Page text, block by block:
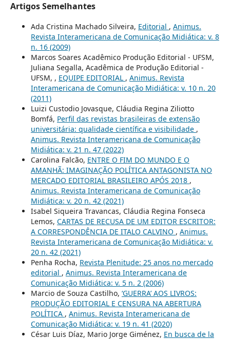
Artigos Semelhantes
Ada Cristina Machado Silveira, Editorial , Animus.
Revista Interamericana de Comunicação Midiática: v. 8
n. 16 (2009)
Marcos Soares Acadêmico Produção Editorial - UFSM,
Juliana Segalla, Acadêmica de Produção Editorial -
UFSM, , EQUIPE EDITORIAL , Animus. Revista
Interamericana de Comunicação Midiática: v. 10 n. 20
(2011)
Luizi Custodio Jovasque, Cláudia Regina Ziliotto
Bomfá, Perfil das revistas brasileiras de extensão
universitária: qualidade científica e visibilidade ,
Animus. Revista Interamericana de Comunicação
Midiática: v. 21 n. 47 (2022)
Carolina Falcão, ENTRE O FIM DO MUNDO E O
AMANHÃ: IMAGINAÇÃO POLÍTICA ANTAGONISTA NO
MERCADO EDITORIAL BRASILEIRO APÓS 2018 ,
Animus. Revista Interamericana de Comunicação
Midiática: v. 20 n. 42 (2021)
Isabel Siqueira Travancas, Cláudia Regina Fonseca
Lemos, CARTAS DE RECUSA DE UM EDITOR ESCRITOR:
A CORRESPONDÊNCIA DE ITALO CALVINO , Animus.
Revista Interamericana de Comunicação Midiática: v.
20 n. 42 (2021)
Penha Rocha, Revista Plenitude: 25 anos no mercado
editorial , Animus. Revista Interamericana de
Comunicação Midiática: v. 5 n. 2 (2006)
Marcio de Souza Castilho, ‘GUERRA’ AOS LIVROS:
PRODUÇÃO EDITORIAL E CENSURA NA ABERTURA
POLÍTICA , Animus. Revista Interamericana de
Comunicação Midiática: v. 19 n. 41 (2020)
César Luis Díaz, Mario Jorge Giménez, En busca de la